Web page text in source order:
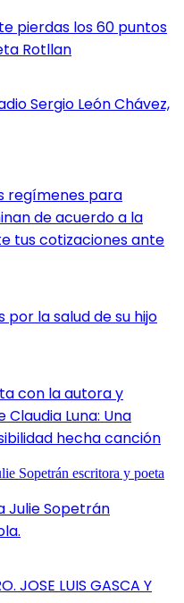
pierdas los 60 puntos
Rotllan
Sergio León Chávez,
regímenes para
de acuerdo a la
tus cotizaciones ante
por la salud de su hijo
con la autora y
Luna: Una
hecha canción
Julie Sopetrán
JOSE LUIS GASCA Y